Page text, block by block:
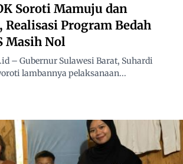
Soroti Mamuju dan
Realisasi Program Bedah
Masih Nol
– Gubernur Sulawesi Barat, Suhardi
lambannya pelaksanaan...